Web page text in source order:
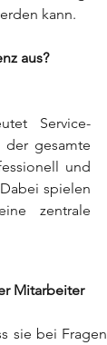
kann.
aus?
Service-
der gesamte
und
spielen
zentrale
Mitarbeiter
sie bei Fragen